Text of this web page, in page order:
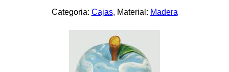
Categoria: Cajas, Material: Madera